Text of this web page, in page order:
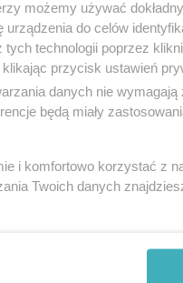
przedszkolnego
płaszcza
wręczenie
możemy używać
do celów
technologii poprzez
przycisk ustawień
danych nie wymagają
będą miały
i komfortowo korzystać z
Twoich danych